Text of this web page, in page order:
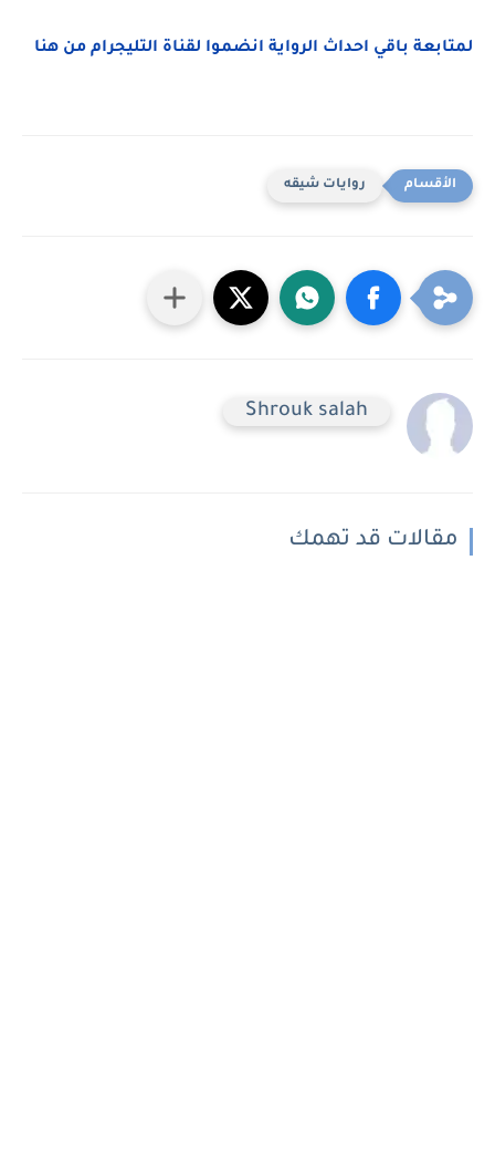
لمتابعة باقي احداث الرواية انضموا لقناة التليجرام من هنا
روايات شيقه
Shrouk salah
مقالات قد تهمك